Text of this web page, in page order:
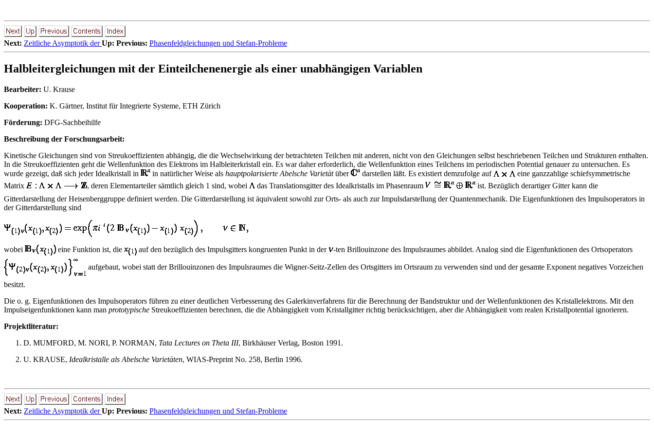
Next: Zeitliche Asymptotik derUp: Previous: Phasenfeldgleichungen und Stefan-Probleme
Halbleitergleichungen mit der Einteilchenenergie als einer unabhängigen Variablen
Bearbeiter: U. Krause
Kooperation: K. Gärtner, Institut für Integrierte Systeme, ETH Zürich
Förderung: DFG-Sachbeihilfe
Beschreibung der Forschungsarbeit:
Kinetische Gleichungen sind von Streukoeffizienten abhängig, die die Wechselwirkung der betrachteten Teilchen mit anderen, nicht von den Gleichungen selbst beschriebenen Teilchen und Strukturen enthalten.
In die Streukoeffizienten geht die Wellenfunktion des Elektrons im Halbleiterkristall ein. Es war daher erforderlich, die Wellenfunktion eines Teilchens im periodischen Potential genauer zu untersuchen. Es
wurde gezeigt, daß sich jeder Idealkristall in
in natürlicher Weise als hauptpolarisierte Abelsche Varietätüber darstellen läßt. Es existiert demzufolge auf
eine ganzzahlige schiefsymmetrische
Matrix
, deren Elementarteiler sämtlich gleich 1 sind, wobei das Translationsgitter des Idealkristalls im Phasenraum
ist. Bezüglich derartiger Gitter kann die
Gitterdarstellung der Heisenberggruppe definiert werden. Die Gitterdarstellung ist äquivalent sowohl zur Orts- als auch zur Impulsdarstellung der Quantenmechanik. Die Eigenfunktionen des Impulsoperators in
der Gitterdarstellung sind
wobei eine Funktion ist, die auf den bezüglich des Impulsgitters kongruenten Punkt in der -ten Brillouinzone des Impulsraumes abbildet. Analog sind die Eigenfunktionen des Ortsoperators
aufgebaut, wobei statt der Brillouinzonen des Impulsraumes die Wigner-Seitz-Zellen des Ortsgitters im Ortsraum zu verwenden sind und der gesamte Exponent negatives Vorzeichen
besitzt.
Die o. g. Eigenfunktionen des Impulsoperators führen zu einer deutlichen Verbesserung des Galerkinverfahrens für die Berechnung der Bandstruktur und der Wellenfunktionen des Kristallelektrons. Mit den
Impulseigenfunktionen kann man prototypische Streukoeffizienten berechnen, die die Abhängigkeit vom Kristallgitter richtig berücksichtigen, aber die Abhängigkeit vom realen Kristallpotential ignorieren.
Projektliteratur:
D. MUMFORD, M. NORI, P. NORMAN, Tata Lectures on Theta III, Birkhäuser Verlag, Boston 1991.
U. KRAUSE, Idealkristalle als Abelsche Varietäten, WIAS-Preprint No. 258, Berlin 1996.
Next: Zeitliche Asymptotik derUp: Previous: Phasenfeldgleichungen und Stefan-Probleme